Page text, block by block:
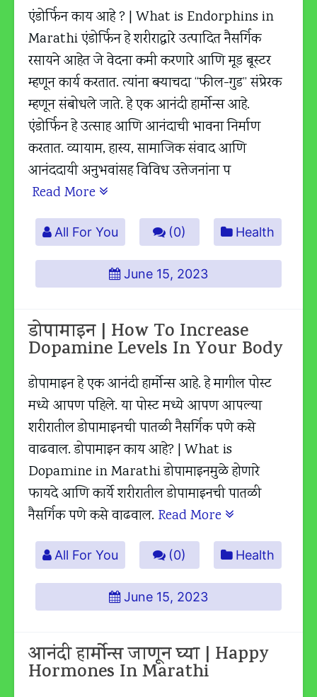
एंडोर्फिन काय आहे ? | What is Endorphins in
Marathi एंडोर्फिन हे शरीराद्वारे उत्पादित नैसर्गिक
रसायने आहेत जे वेदना कमी करणारे आणि मूड बूस्टर
म्हणून कार्य करतात. त्यांना बर्‍याचदा “फील-गुड” संप्रेरक
म्हणून संबोधले जाते. हे एक आनंदी हार्मोन्स आहे.
एंडोर्फिन हे उत्साह आणि आनंदाची भावना निर्माण
करतात. व्यायाम, हास्य, सामाजिक संवाद आणि
आनंददायी अनुभवांसह विविध उत्तेजनांना प
Read More
All For You (0) Health
June 15, 2023
डोपामाइन | How To Increase
Dopamine Levels In Your Body
डोपामाइन हे एक आनंदी हार्मोन्स आहे. हे मागील पोस्ट
मध्ये आपण पहिले. या पोस्ट मध्ये आपण आपल्या
शरीरातील डोपामाइनची पातळी नैसर्गिक पणे कसे
वाढवाल. डोपामाइन काय आहे? | What is
Dopamine in Marathi डोपामाइनमुळे होणारे
फायदे आणि कार्ये शरीरातील डोपामाइनची पातळी
नैसर्गिक पणे कसे वाढवाल. Read More
All For You (0) Health
June 15, 2023
आनंदी हार्मोन्स जाणून घ्या | Happy
Hormones In Marathi